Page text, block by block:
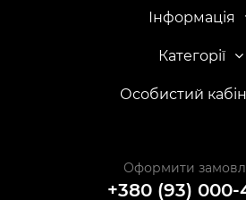
Інформація
Категорії
Особистий
Оформити
+380 (93)